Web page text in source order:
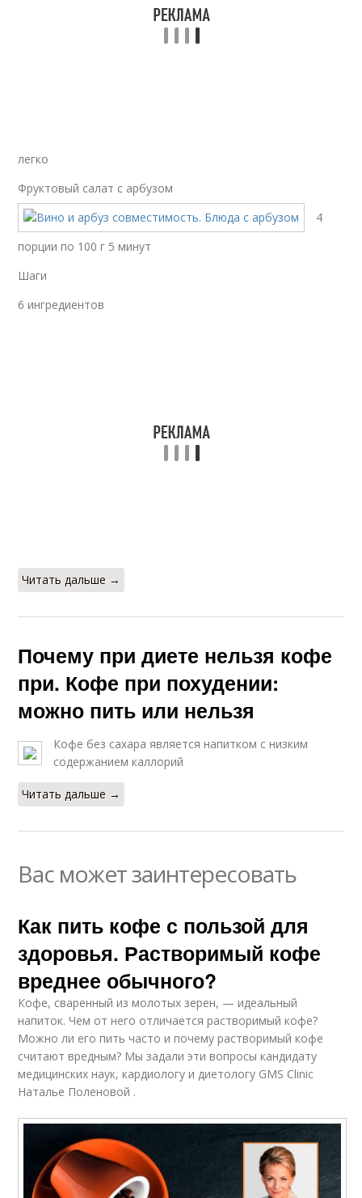
легко
Фруктовый салат с арбузом
4
порции по 100 г 5 минут
Шаги
6 ингредиентов
Читать дальше →
Почему при диете нельзя кофе
при. Кофе при похудении:
можно пить или нельзя
Кофе без сахара является напитком с низким
содержанием каллорий
Читать дальше →
Вас может заинтересовать
Как пить кофе с пользой для
здоровья. Растворимый кофе
вреднее обычного?
Кофе, сваренный из молотых зерен, — идеальный
напиток. Чем от него отличается растворимый кофе?
Можно ли его пить часто и почему растворимый кофе
считают вредным? Мы задали эти вопросы кандидату
медицинских наук, кардиологу и диетологу GMS Clinic
Наталье Поленовой .